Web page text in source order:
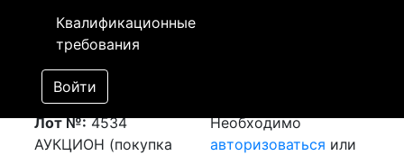
Квалификационные
требования
Войти
Закупка: Перевозка
г.Актау (РК) -
г.Шалкар (РК)
[Завершен]
Победитель выбран
Лот №:4534
АУКЦИОН (покупка
Необходимо
авторизоваться или